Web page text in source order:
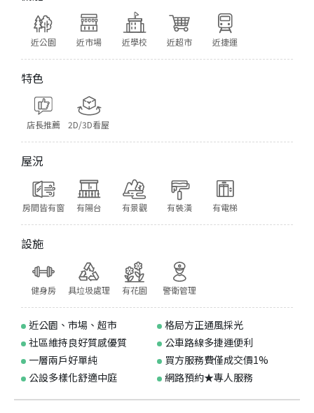
近公園 近市場 近學校 近超市 近捷運
特色
店長推薦 2D/3D看屋
屋況
房間皆有窗 有陽台 有景觀 有裝潢 有電梯
設施
健身房 具垃圾處理 有花園 警衛管理
近公園、市場、超市
格局方正通風採光
社區維持良好質感優質
公車路線多捷運便利
一層兩戶好單純
買方服務費僅成交價1%
公設多樣化舒適中庭
網路預約★專人服務